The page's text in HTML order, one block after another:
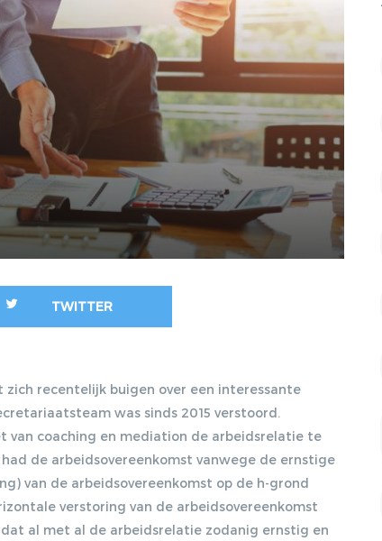
DE RECHTSPOSITIE VAN
DE SOLLICITANT EN VAN
DE WERKNEMER TIJDENS
DE PROEFTIJD, 20-12-
2011, TRA 2011/107
TERUGBETALING VAN
STUDIEKOSTEN NA
PROEFTIJDONTSLAG?
EEN DURE LES?, 14-03-
2012, DJ 2012/1075
TUSSEN INTEGRATIE EN
DISCRIMINATIE?, 17-09-
2012/47
KOSER KAYA,
HOOFDLIJNENNOTITIE
KAMP, 05-10-2012, NJB
SLAPEND
WET
ONTSLAG
VOET
TWITTER
recentelijk buigen over een interessante
was sinds 2015 verstoord.
van coaching en mediation de arbeidsrelatie te
de arbeidsovereenkomst vanwege de ernstige
van de arbeidsovereenkomst op de h-grond
verstoring van de arbeidsovereenkomst
al met al de arbeidsrelatie zodanig ernstig en